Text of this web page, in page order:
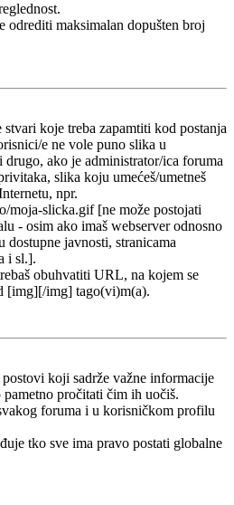
odrediti maksimalan dopušten broj
koje treba zapamtiti kod postanja
e ne vole puno slika u
drugo, ako je administrator/ica foruma
slika koju umećeš/umetneš
npr.
moja-slicka.gif [ne može postojati
- osim ako imaš webserver odnosno
dostupne javnosti, stranicama
i sl.].
obuhvatiti URL, na kojem se
[img][/img] tago(vi)m(a).
koji sadrže važne informacije
pročitati čim ih uočiš.
foruma i u korisničkom profilu
tko sve ima pravo postati globalne